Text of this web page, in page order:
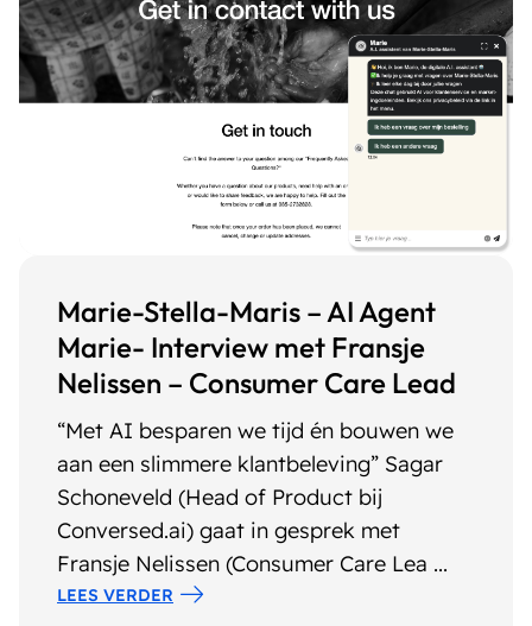
Marie-Stella-Maris – AI Agent
Marie- Interview met Fransje
Nelissen – Consumer Care Lead
“Met AI besparen we tijd én bouwen we
aan een slimmere klantbeleving” Sagar
Schoneveld (Head of Product bij
Conversed.ai) gaat in gesprek met
Fransje Nelissen (Consumer Care Lea ...
LEES VERDER